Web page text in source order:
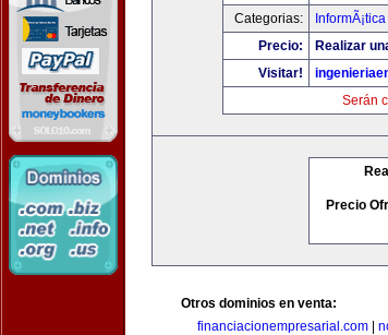
Categorias:
Precio:
Realizar
Visitar!
Serán
Precio
Otros dominios en venta:
financiacionempresarial.com